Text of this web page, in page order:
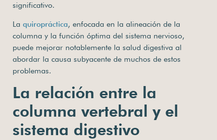
significativo.
La quiropráctica, enfocada en la alineación de la
columna y la función óptima del sistema nervioso,
puede mejorar notablemente la salud digestiva al
abordar la causa subyacente de muchos de estos
problemas.
La relación entre la
columna vertebral y el
sistema digestivo